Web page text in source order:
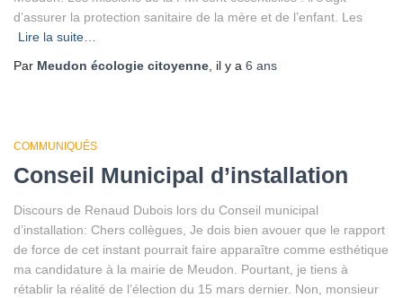
d’assurer la protection sanitaire de la mère et de l’enfant. Les
Lire la suite…
Par Meudon écologie citoyenne, il y a 6 ans
COMMUNIQUÉS
Conseil Municipal d’installation
Discours de Renaud Dubois lors du Conseil municipal
d’installation: Chers collègues, Je dois bien avouer que le rapport
de force de cet instant pourrait faire apparaître comme esthétique
ma candidature à la mairie de Meudon. Pourtant, je tiens à
rétablir la réalité de l’élection du 15 mars dernier. Non, monsieur